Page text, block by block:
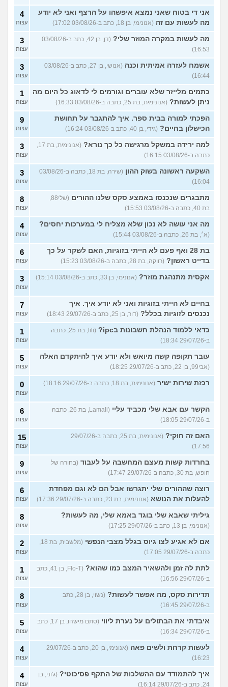
לשכב, הוא היה עם הרבה אני
לא, הגיוני להיבדק לפני?
(אנונימית, בת 20)
3
עצות
עשיתי מין לא מוגן ועשיתי כבר
3 בדיקות מאז אבל יש לי
סימפטומים, לעשות עוד
בדיקות? (טדי, בן 29)
5
עצות
שכבנו במחזור ללא הגנה וכמה
ימים מרגישה כאבים
והתכווצויות בבטן, יש סיכוי
להריון?
(ליל ע, בת 15)
1
עצות
שכבנו בפעם הראשונה עם
קונדום ואז בלי, מרגישה שיש לי
פיפי כל הזמן, לדאוג מהיריון?
(אנונימי, בת 20)
2
עצות
עשה לי מין אוראלי ואחרי זה
אמר שהתגלה לו הרפס
אני נשאית? (ליליה, בת 22)
2
עצות
כל פעם אחרי שיורדת ליזיז שלי
מופיעות לי אפטות בתוך הפה,
זאת מחלת מין שנדבקתי בה?
(שואלת, בת 21)
8
עצות
עוד שאלות חדשות במדור
אני די בטוח שאני נמצא איפשהו על הרצף ואני לא יודע
מה לעשות עם זה (אנונימי, בן 18, כתב ב-03/08/26 17:02)
4
עצות
מה לעשות במקרה המוזר שלי?
(דן, בן 42, כתב ב-03/08/26
16:53)
3
עצות
אשמח לעזרה אמיתית וכנה
(אנושי, בן 27, כתב ב-03/08/26
16:44)
3
עצות
כתמים מלייזר שלא עוברים וגורמים לי לדאוג כל היום מה
ניתן לעשות? (אנונימית, בת 25, כתבה ב-03/08/26 16:33)
1
עצות
הפכתי למורה בבית ספר. איך להתגבר על תחושת
הכישלון בחיים? (גידי, בן 40, כתב ב-03/08/26 16:24)
9
עצות
למה ירידה במשקל מרגישה כל כך נורא?
(אנונימית, בת 17,
כתבה ב-03/08/26 16:15)
3
עצות
השקעה ראשונה בשוק ההון
(שירה, בת 18, כתבה ב-03/08/26
16:04)
3
עצות
מתבגרים שנכנסו באמצע סקס שלנו ההורים
(שלי88,
בת 40, כתבה ב-03/08/26 15:53)
8
עצות
מה אני עושה לא נכון שלא מצליח לי במערכות יחסים?
(א׳, בת 26, כתבה ב-03/08/26 15:44)
4
עצות
בת 28 ואף פעם לא הייתי בזוגיות, האם לשקר על כך
בדייט ראשון? (רווקה, בת 28, כתבה ב-03/08/26 15:23)
6
עצות
אקסית מתנהגת מוזר? (אנונימי, בן 33, כתב ב-03/08/26 15:14) 3
עצות
בחיים לא הייתי בזוגיות ואני לא יודע איך. איך
נכנסים לזוגיות בכלל? (דור, בן 25, כתב ב-29/07/26 18:43)
7
עצות
כדאי ללמוד הנהלת חשבונות בipc?
(lili, בת 25, כתבה
ב-29/07/26 18:34)
1
עצות
עובר תקופה קשה מיואש ולא יודע איך להיתקדם האלה
(אבי99, בן 22, כתב ב-29/07/26 18:25)
5
עצות
רכזת שירות ישיר (אנונימית, בת 18, כתבה ב-29/07/26 18:16) 0
עצות
הקשר עם אבא שלי מכביד עליי
(Lamali, בת 26, כתבה
ב-29/07/26 18:05)
6
עצות
האם זה חוקי?
(אנונימית, בת 25, כתבה ב-29/07/26
17:56)
15
עצות
בחרדות קשות מעצם המחשבה על לעבוד (בחורה של
חופש, בת 30, כתבה ב-29/07/26 17:47)
9
עצות
רוצה שההורים שלי יתגרשו אבל הם לא וגם מפחדת
להעלות את הנושא (אנונימית, בת 23, כתבה ב-29/07/26 17:36)
6
עצות
גיליתי שאבא שלי בוגד באמא שלי, מה לעשות?
(אנונימי, בן 13, כתב ב-29/07/26 17:25)
8
עצות
אם לא אגיע לצו גיוס בגלל מצבי הנפשי
(מלשבית, בת 18,
כתבה ב-29/07/26 17:05)
2
עצות
לתת לה זמן ולהשאיר המצב כמו שהוא?
(Flo-T, בן 41, כתב
ב-29/07/26 16:56)
1
עצות
תדירות סקס, מה אפשר לעשות?
(נשוי, בן 28, כתב
ב-29/07/26 16:45)
8
עצות
איבדתי את הבתולים על נערת ליווי
(סתם מישהו, בן 17, כתב
ב-29/07/26 16:34)
5
עצות
לעשות קרחת ולשים פאה
(אנונימי, בן 20, כתב ב-29/07/26
16:23)
4
עצות
איך להתמודד עם ההשלכות של התקף פסיכוטי? (ג'וני, בן
24, כתב ב-29/07/26 16:14)
4
עצות